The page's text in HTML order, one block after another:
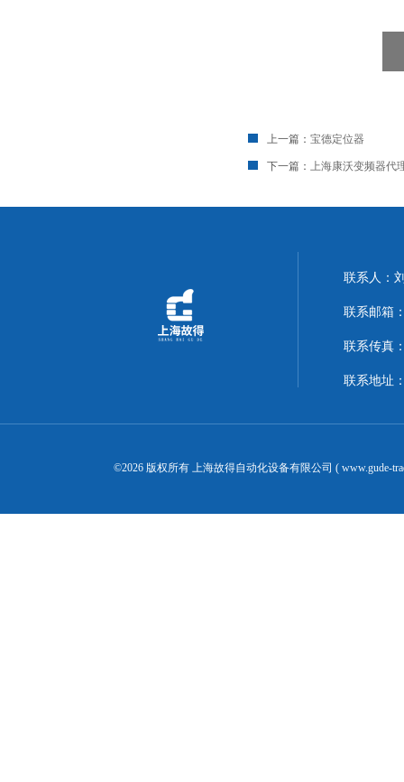
上一篇： 宝德定位器
下一篇： 上海康沃变频器代
联系人：
联系邮箱
联系传真
联系地址
©2026 版权所有 上海故得自动化设备有限公司 ( www.gude-